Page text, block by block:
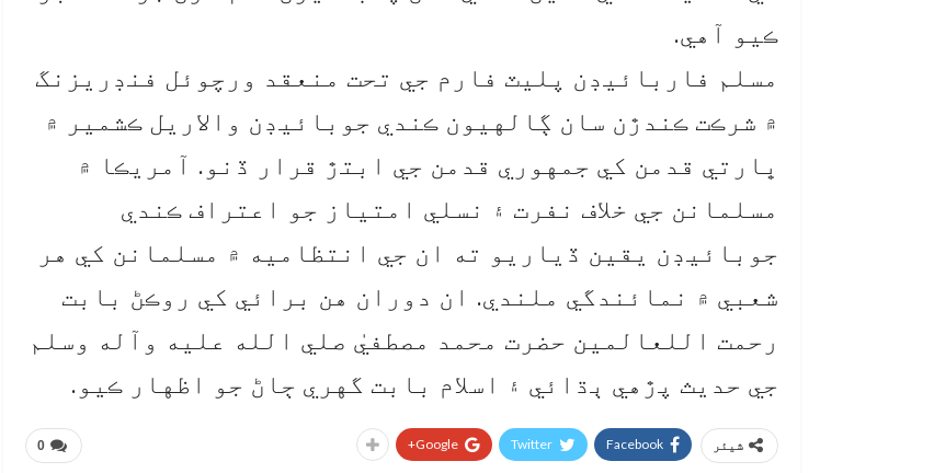
ڪيو آهي.
مسلم فاربائيڊن پليٽ فارم جي تحت منعقد ورچوئل فنڊريزنگ
۾ شرڪت ڪندڙن سان ڳالهيون ڪندي جوبائيڊن والاريل ڪشمير ۾
ڀارتي قدمن کي جمهوري قدمن جي ابتڙ قرار ڏنو. آمريڪا ۾
مسلمانن جي خلاف نفرت ۽ نسلي امتياز جو اعتراف ڪندي
جوبائيڊن يقين ڏياريو ته ان جي انتظاميه ۾ مسلمانن کي هر
شعبي ۾ نمائندگي ملندي. ان دوران هن برائي کي روڪڻ بابت
رحمت اللعالمين حضرت محمد مصطفيٰ صلي الله عليه وآله وسلم
جي حديث پڙهي ٻڌائي ۽ اسلام بابت گهري ڄاڻ جو اظهار ڪيو.
0 شیئر Facebook
Twitter
Google+